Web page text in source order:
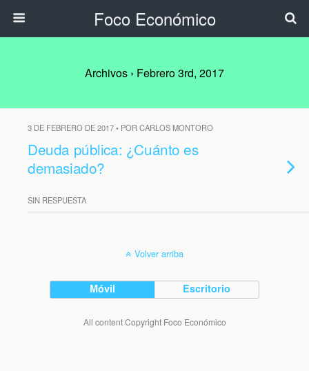
Foco Económico
Archivos › Febrero 3rd, 2017
3 DE FEBRERO DE 2017 • POR CARLOS MONTORO
Deuda pública: ¿Cuánto es
demasiado?
SIN RESPUESTA
Volver arriba
Móvil Escritorio
All content Copyright Foco Económico